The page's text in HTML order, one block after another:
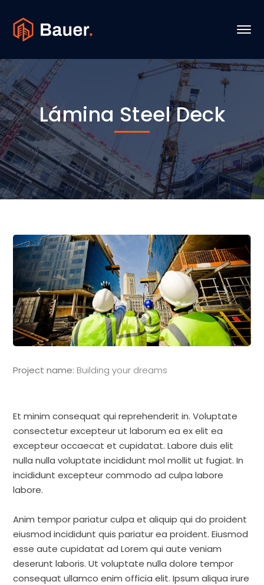
Lámina Steel Deck
Project name: Building your dreams
Et minim consequat qui reprehenderit in. Voluptate
consectetur excepteur ut laborum ea ex elit ea
excepteur occaecat et cupidatat. Labore duis elit
nulla nulla voluptate incididunt mol mollit ut fugiat. In
incididunt excepteur commodo ad culpa labore
labore.
Anim tempor pariatur culpa et aliquip qui do proident
eiusmod incididunt quis pariatur ea proident. Eiusmod
esse aute cupidatat ad Lorem qui aute veniam
deserunt laboris. Ut voluptate nulla dolore tempor
consequat ullamco enim officia elit. Ipsum aliqua irure